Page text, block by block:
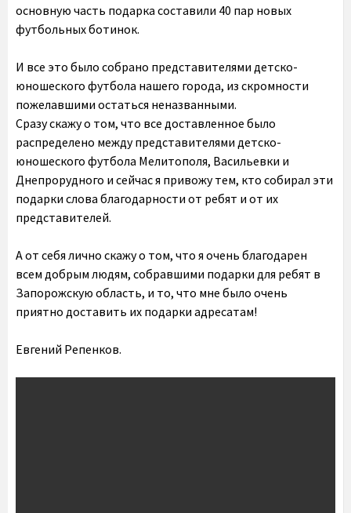
основную часть подарка составили 40 пар новых
футбольных ботинок.
И все это было собрано представителями детско-
юношеского футбола нашего города, из скромности
пожелавшими остаться неназванными.
Сразу скажу о том, что все доставленное было
распределено между представителями детско-
юношеского футбола Мелитополя, Васильевки и
Днепрорудного и сейчас я привожу тем, кто собирал эти
подарки слова благодарности от ребят и от их
представителей.
А от себя лично скажу о том, что я очень благодарен
всем добрым людям, собравшими подарки для ребят в
Запорожскую область, и то, что мне было очень
приятно доставить их подарки адресатам!
Евгений Репенков.